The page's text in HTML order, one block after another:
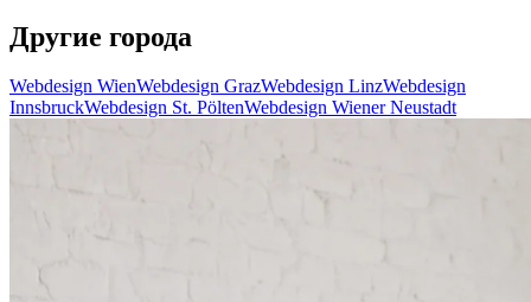
Другие города
Webdesign WienWebdesign GrazWebdesign LinzWebdesign
InnsbruckWebdesign St. PöltenWebdesign Wiener Neustadt